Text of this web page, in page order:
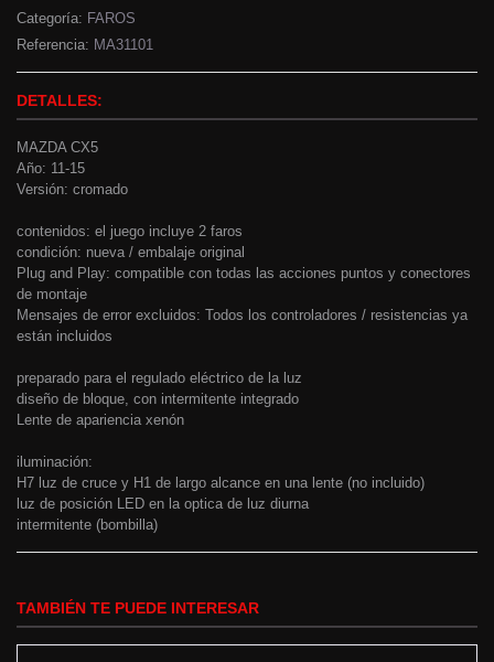
Categoría: FAROS
Referencia: MA31101
DETALLES:
MAZDA CX5
Año: 11-15
Versión: cromado
contenidos: el juego incluye 2 faros
condición: nueva / embalaje original
Plug and Play: compatible con todas las acciones puntos y conectores
de montaje
Mensajes de error excluidos: Todos los controladores / resistencias ya
están incluidos
preparado para el regulado eléctrico de la luz
diseño de bloque, con intermitente integrado
Lente de apariencia xenón
iluminación:
H7 luz de cruce y H1 de largo alcance en una lente (no incluido)
luz de posición LED en la optica de luz diurna
intermitente (bombilla)
TAMBIÉN TE PUEDE INTERESAR